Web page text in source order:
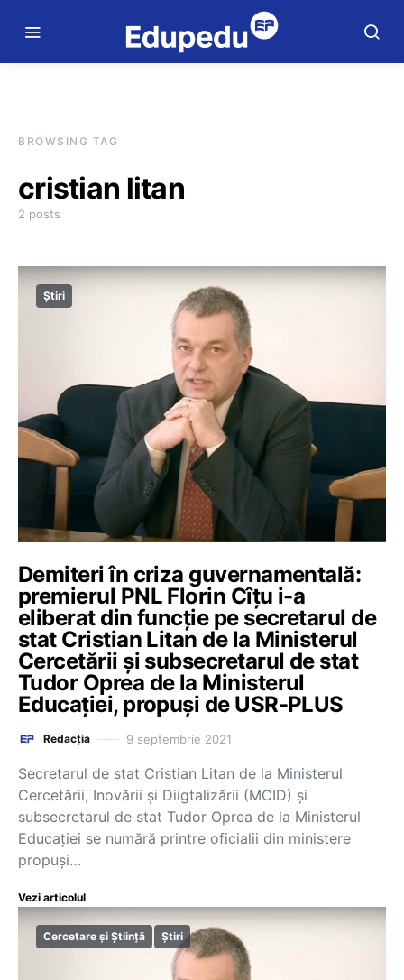
BROWSING TAG
cristian litan
2 posts
Știri
Demiteri în criza guvernamentală:
premierul PNL Florin Cîțu i-a
eliberat din funcție pe secretarul de
stat Cristian Litan de la Ministerul
Cercetării și subsecretarul de stat
Tudor Oprea de la Ministerul
Educației, propuși de USR-PLUS
Redacția 9 septembrie 2021
Secretarul de stat Cristian Litan de la Ministerul
Cercetării, Inovării și Diigtalizării (MCID) și
subsecretarul de stat Tudor Oprea de la Ministerul
Educației se numără printre oficialii din ministere
propuși…
Vezi articolul
Cercetare și Știință Știri